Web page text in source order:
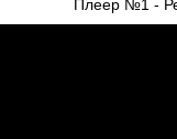
Плеер №1 -